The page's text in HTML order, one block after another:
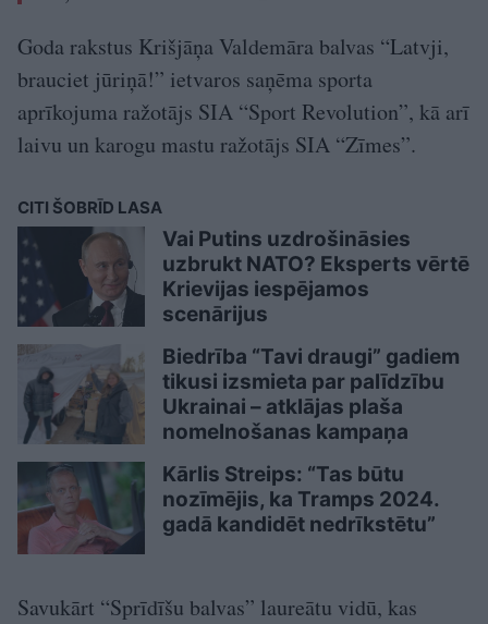
Goda rakstus Krišjāņa Valdemāra balvas “Latvji,
brauciet jūriņā!” ietvaros saņēma sporta
aprīkojuma ražotājs SIA “Sport Revolution”, kā arī
laivu un karogu mastu ražotājs SIA “Zīmes”.
CITI ŠOBRĪD LASA
Vai Putins uzdrošināsies
uzbrukt NATO? Eksperts vērtē
Krievijas iespējamos
scenārijus
Biedrība “Tavi draugi” gadiem
tikusi izsmieta par palīdzību
Ukrainai – atklājas plaša
nomelnošanas kampaņa
Kārlis Streips: “Tas būtu
nozīmējis, ka Tramps 2024.
gadā kandidēt nedrīkstētu”
Savukārt “Sprīdīšu balvas” laureātu vidū, kas